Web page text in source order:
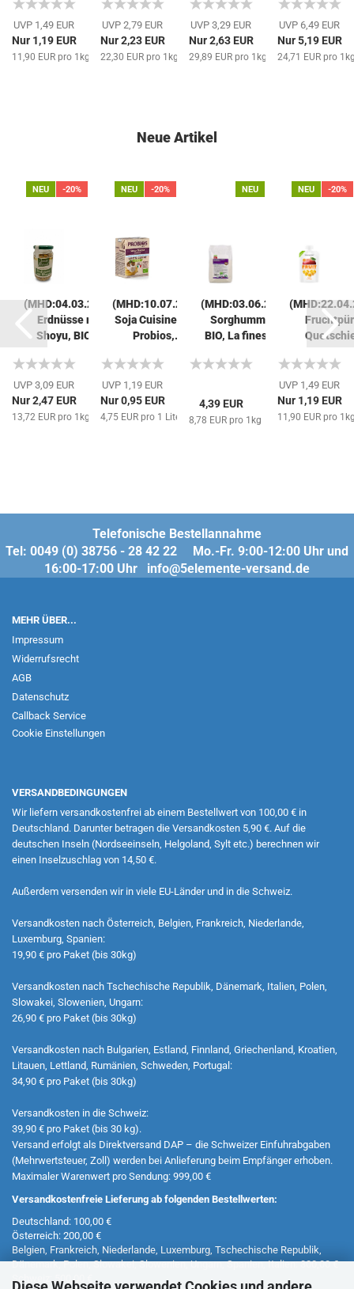
UVP 1,49 EUR
Nur 1,19 EUR
11,90 EUR pro 1kg
UVP 2,79 EUR
Nur 2,23 EUR
22,30 EUR pro 1kg
UVP 3,29 EUR
Nur 2,63 EUR
29,89 EUR pro 1kg
UVP 6,49 EUR
Nur 5,19 EUR
24,71 EUR pro
Neue Artikel
NEU -20%
(MHD:04.03.2026)
Erdnüsse mit
Shoyu, BIO,...
UVP 3,09 EUR
Nur 2,47 EUR
13,72 EUR pro 1kg
NEU -20%
(MHD:10.07.2026)
Soja Cuisine, BIO,
Probios,...
UVP 1,19 EUR
Nur 0,95 EUR
4,75 EUR pro 1 Liter
NEU
(MHD:03.06.2026)
Sorghummehl,
BIO, La finestra...
4,39 EUR
8,78 EUR pro 1kg
NEU -20%
UVP 1,49 EUR
Nur 1,19 EUR
11,90 EUR pro
Telefonische Bestellannahme
Tel: 0049 (0) 38756 - 28 42 22 Mo.-Fr. 9:00-12:00 Uhr und
16:00-17:00 Uhr info@5elemente-versand.de
MEHR ÜBER...
Impressum
Widerrufsrecht
AGB
Datenschutz
Callback Service
Cookie Einstellungen
VERSANDBEDINGUNGEN
Wir liefern versandkostenfrei ab einem Bestellwert von 100,00 € in
Deutschland. Darunter betragen die Versandkosten 5,90 €. Auf die
deutschen Inseln (Nordseeinseln, Helgoland, Sylt etc.) berechnen wir
einen Inselzuschlag von 14,50 €.
Außerdem versenden wir in viele EU-Länder und in die Schweiz.
Versandkosten nach Österreich, Belgien, Frankreich, Niederlande,
Luxemburg, Spanien:
19,90 € pro Paket (bis 30kg)
Versandkosten nach Tschechische Republik, Dänemark, Italien, Polen,
Slowakei, Slowenien, Ungarn:
26,90 € pro Paket (bis 30kg)
Versandkosten nach Bulgarien, Estland, Finnland, Griechenland, Kroatien,
Litauen, Lettland, Rumänien, Schweden, Portugal:
34,90 € pro Paket (bis 30kg)
Versandkosten in die Schweiz:
39,90 € pro Paket (bis 30 kg).
Versand erfolgt als Direktversand DAP – die Schweizer Einfuhrabgaben
(Mehrwertsteuer, Zoll) werden bei Anlieferung beim Empfänger erhoben.
Maximaler Warenwert pro Sendung: 999,00 €
Versandkostenfreie Lieferung ab folgenden Bestellwerten:
Deutschland: 100,00 €
Österreich: 200,00 €
Belgien, Frankreich, Niederlande, Luxemburg, Tschechische Republik,
Dänemark, Polen, Slowakei, Slowenien, Ungarn, Spanien, Italien: 300,00 €
Schweiz: 500,00 €